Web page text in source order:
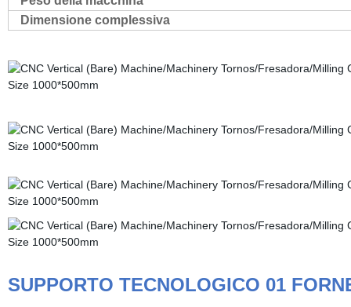
Dimensione complessiva
SUPPORTO TECNOLOGICO 01